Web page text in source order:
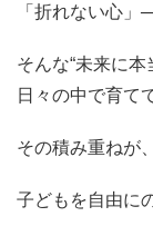
「折れない心」
そんな“未来に本
日々の中で育て
その積み重ねが、
子どもを自由に